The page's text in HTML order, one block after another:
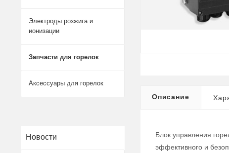
Описание
Блок управления
эффективного и
Электроды розжига и
ионизации
Запчасти для горелок
Аксессуары для горелок
Новости